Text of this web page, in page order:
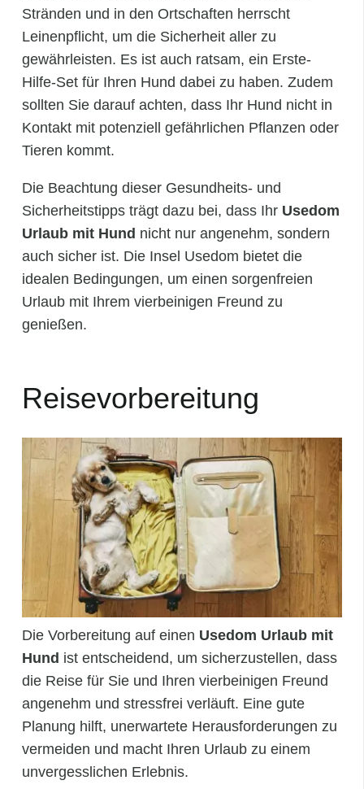
Stränden und in den Ortschaften herrscht
Leinenpflicht, um die Sicherheit aller zu
gewährleisten. Es ist auch ratsam, ein Erste-
Hilfe-Set für Ihren Hund dabei zu haben. Zudem
sollten Sie darauf achten, dass Ihr Hund nicht in
Kontakt mit potenziell gefährlichen Pflanzen oder
Tieren kommt.
Die Beachtung dieser Gesundheits- und
Sicherheitstipps trägt dazu bei, dass Ihr Usedom
Urlaub mit Hund nicht nur angenehm, sondern
auch sicher ist. Die Insel Usedom bietet die
idealen Bedingungen, um einen sorgenfreien
Urlaub mit Ihrem vierbeinigen Freund zu
genießen.
Reisevorbereitung
Die Vorbereitung auf einen Usedom Urlaub mit
Hund ist entscheidend, um sicherzustellen, dass
die Reise für Sie und Ihren vierbeinigen Freund
angenehm und stressfrei verläuft. Eine gute
Planung hilft, unerwartete Herausforderungen zu
vermeiden und macht Ihren Urlaub zu einem
unvergesslichen Erlebnis.